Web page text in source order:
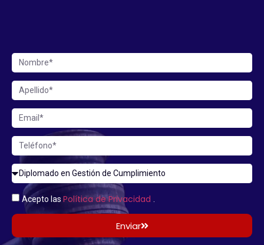
Acepto las Política de Privacidad
Enviar